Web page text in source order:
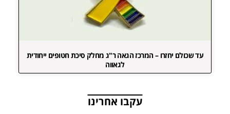
עד שכולם יחזרו – המרכז הגאה ר"ג מחלק סיכת חטופים ייחודית
לגאווה
עקבו אחרינו